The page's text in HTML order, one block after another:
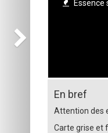
Essence
En bref
Attention des
Carte grise et